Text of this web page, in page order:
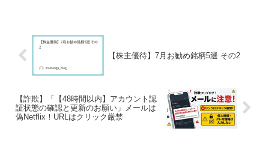
【株主優待】7月お勧め銘柄5選 その2
【詐欺】「【48時間以内】アカウント認
証状態の確認と更新のお願い」メールは
偽Netflix！URLはクリック厳禁